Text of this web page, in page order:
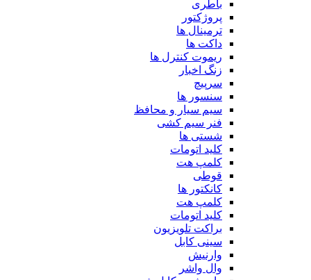
باطری
پروژکتور
ترمینال ها
داکت ها
ریموت کنترل ها
زنگ اخبار
سرپیچ
سنسور ها
سیم سیار و محافظ
فنر سیم کشی
شستی ها
کلید اتومات
کلمپ هت
قوطی
کانکتور ها
کلمپ هت
کلید اتومات
براکت تلویزیون
سینی کابل
وارنیش
وال واشر